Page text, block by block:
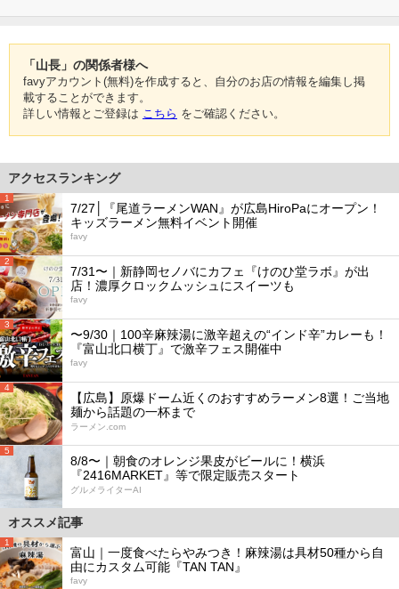
「山長」の関係者様へ
favyアカウント(無料)を作成すると、自分のお店の情報を編集し掲
載することができます。
詳しい情報とご登録は こちら をご確認ください。
アクセスランキング
1
7/27│『尾道ラーメンWAN』が広島HiroPaにオープン！
キッズラーメン無料イベント開催
favy
2
7/31〜｜新静岡セノバにカフェ『けのひ堂ラボ』が出
店！濃厚クロックムッシュにスイーツも
favy
3
〜9/30｜100辛麻辣湯に激辛超えの“インド辛”カレーも！
『富山北口横丁』で激辛フェス開催中
favy
4
【広島】原爆ドーム近くのおすすめラーメン8選！ご当地
麺から話題の一杯まで
ラーメン.com
5
8/8〜｜朝食のオレンジ果皮がビールに！横浜
『2416MARKET』等で限定販売スタート
グルメライターAI
オススメ記事
1
富山｜一度食べたらやみつき！麻辣湯は具材50種から自
由にカスタム可能『TAN TAN』
favy